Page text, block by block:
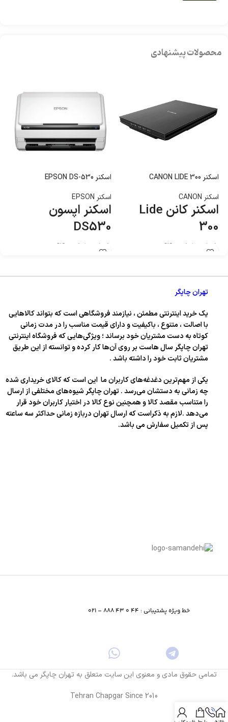
محصولات پیشنهادی
اسکنر CANON LIDE 300
اسکنر CANON
اسکنر کانن Lide
300
تکنولوژی اسکن : CIS
اسکنر EPSON DS-530
اسکنر EPSON
اسکنر اپسون
DS530
تکنولوژی اسکن : CIS
تهران چاپگر
یک خرید اینترنتی مطمئن ، نیازمند فروشگاهی است که بتواند کالاهایی
با اصالت ، متنوع ، باکیفیت و دارای قیمت مناسب را در مدت زمانی
کوتاه به دست مشتریان خود برساند ؛ ویژگی‌هایی که فروشگاه اینترنتی
تهران چاپگر سال‌ هاست بر روی آن‌ها کار کرده و توانسته از این طریق
مشتریان ثابت خود را داشته باشد .
یکی از مهم‌ترین دغدغه‌های کاربران ما این است که کالای خریداری شده
چه زمانی به دستشان می‌رسد . تهران چاپگر شیوه‌های مختلفی از ارسال
را متناسب مقصد کالا و همچنین نوع کالا در اختیار کاربران خود قرار
می‌دهد .لازم به ذکراست که ارسال تهران دربازه زمانی حداکثر سه ساعته
پس از تکمیل سفارش می باشد.
خط ویژه پشتیبانی : 44 0 43 888 – 021
تمامی حقوق مادی و معنوی این سایت متعلق به تهران چاپگر می باشد.
Tehran Chapgar Since 2010